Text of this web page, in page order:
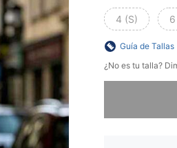
4 (S)
Guía de Tallas
¿No es tu talla?
Lo sentimos, este